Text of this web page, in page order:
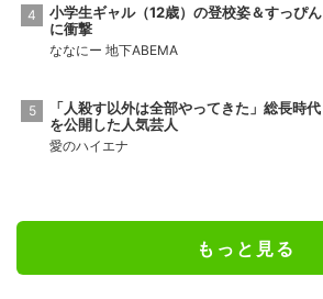
小学生ギャル（12歳）の登校姿＆すっぴん
に衝撃
ななにー 地下ABEMA
「人殺す以外は全部やってきた」総長時代
を公開した人気芸人
愛のハイエナ
もっと見る